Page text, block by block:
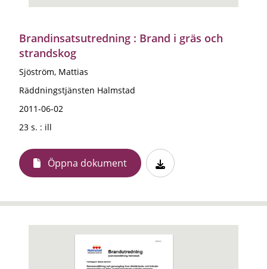
Brandinsatsutredning : Brand i gräs och
strandskog
Sjöström, Mattias
Räddningstjänsten Halmstad
2011-06-02
23 s. : ill
Öppna dokument